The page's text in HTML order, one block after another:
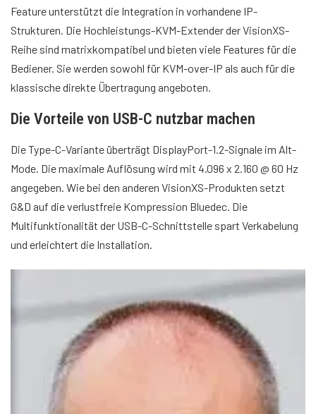
Feature unterstützt die Integration in vorhandene IP-
Strukturen. Die Hochleistungs-KVM-Extender der VisionXS-
Reihe sind matrixkompatibel und bieten viele Features für die
Bediener. Sie werden sowohl für KVM-over-IP als auch für die
klassische direkte Übertragung angeboten.
Die Vorteile von USB-C nutzbar machen
Die Type-C-Variante überträgt DisplayPort-1.2-Signale im Alt-
Mode. Die maximale Auflösung wird mit 4.096 x 2.160 @ 60 Hz
angegeben. Wie bei den anderen VisionXS-Produkten setzt
G&D auf die verlustfreie Kompression Bluedec. Die
Multifunktionalität der USB-C-Schnittstelle spart Verkabelung
und erleichtert die Installation.